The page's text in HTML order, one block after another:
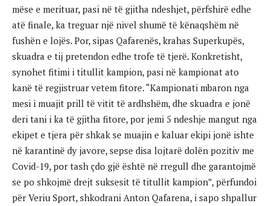
mëse e merituar, pasi në të gjitha ndeshjet, përfshirë edhe
atë finale, ka treguar një nivel shumë të kënaqshëm në
fushën e lojës. Por, sipas Qafarenës, krahas Superkupës,
skuadra e tij pretendon edhe trofe të tjerë. Konkretisht,
synohet fitimi i titullit kampion, pasi në kampionat ato
kanë të regjistruar vetem fitore. “Kampionati mbaron nga
mesi i muajit prill të vitit të ardhshëm, dhe skuadra e jonë
deri tani i ka të gjitha fitore, por jemi 5 ndeshje mangut nga
ekipet e tjera për shkak se muajin e kaluar ekipi jonë ishte
në karantinë dy javore, sepse disa lojtarë dolën pozitiv me
Covid-19, por tash çdo gjë është në rregull dhe garantojmë
se po shkojmë drejt suksesit të titullit kampion”, përfundoi
për Veriu Sport, shkodrani Anton Qafarena, i sapo shpallur